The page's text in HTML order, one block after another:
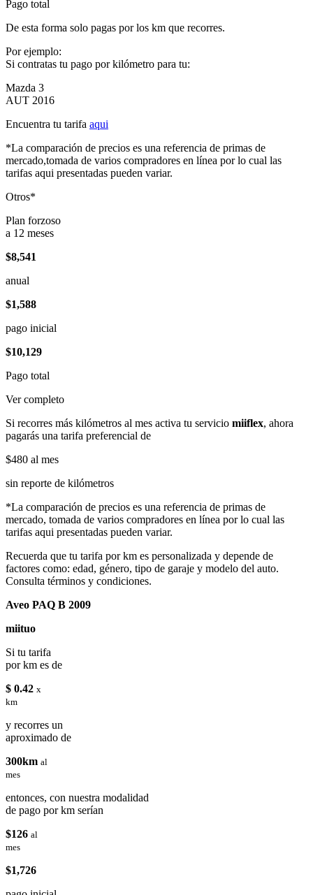
Pago total
De esta forma solo pagas por los km que recorres.
Por ejemplo:
Si contratas tu pago por kilómetro para tu:
Mazda 3
AUT 2016
Encuentra tu tarifa aqui
*La comparación de precios es una referencia de primas de
mercado,tomada de varios compradores en línea por lo cual las
tarifas aqui presentadas pueden variar.
Otros*
Plan forzoso
a 12 meses
$8,541
anual
$1,588
pago inicial
$10,129
Pago total
Ver completo
Si recorres más kilómetros al mes activa tu servicio miiflex, ahora
pagarás una tarifa preferencial de
$480 al mes
sin reporte de kilómetros
*La comparación de precios es una referencia de primas de
mercado, tomada de varios compradores en línea por lo cual las
tarifas aqui presentadas pueden variar.
Recuerda que tu tarifa por km es personalizada y depende de
factores como: edad, género, tipo de garaje y modelo del auto.
Consulta términos y condiciones.
Aveo PAQ B 2009
miituo
Si tu tarifa
por km es de
$ 0.42 x
km
y recorres un
aproximado de
300km al
mes
entonces, con nuestra modalidad
de pago por km serían
$126 al
mes
$1,726